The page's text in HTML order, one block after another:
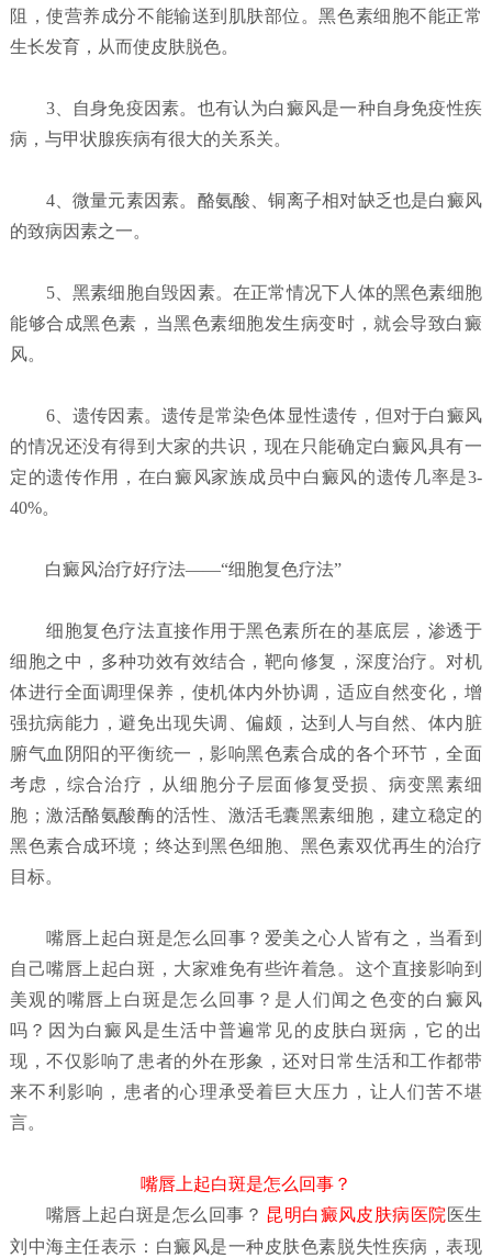
阻，使营养成分不能输送到肌肤部位。黑色素细胞不能正常
生长发育，从而使皮肤脱色。
3、自身免疫因素。也有认为白癜风是一种自身免疫性疾
病，与甲状腺疾病有很大的关系关。
4、微量元素因素。酪氨酸、铜离子相对缺乏也是白癜风
的致病因素之一。
5、黑素细胞自毁因素。在正常情况下人体的黑色素细胞
能够合成黑色素，当黑色素细胞发生病变时，就会导致白癜
风。
6、遗传因素。遗传是常染色体显性遗传，但对于白癜风
的情况还没有得到大家的共识，现在只能确定白癜风具有一
定的遗传作用，在白癜风家族成员中白癜风的遗传几率是3-
40%。
白癜风治疗好疗法——“细胞复色疗法”
细胞复色疗法直接作用于黑色素所在的基底层，渗透于
细胞之中，多种功效有效结合，靶向修复，深度治疗。对机
体进行全面调理保养，使机体内外协调，适应自然变化，增
强抗病能力，避免出现失调、偏颇，达到人与自然、体内脏
腑气血阴阳的平衡统一，影响黑色素合成的各个环节，全面
考虑，综合治疗，从细胞分子层面修复受损、病变黑素细
胞；激活酪氨酸酶的活性、激活毛囊黑素细胞，建立稳定的
黑色素合成环境；终达到黑色细胞、黑色素双优再生的治疗
目标。
嘴唇上起白斑是怎么回事？ 爱美之心人皆有之，当看到
自己嘴唇上起白斑，大家难免有些许着急。这个直接影响到
美观的嘴唇上白斑是怎么回事？是人们闻之色变的白癜风
吗？因为白癜风是生活中普遍常见的皮肤白斑病，它的出
现，不仅影响了患者的外在形象，还对日常生活和工作都带
来不利影响，患者的心理承受着巨大压力，让人们苦不堪
言。
嘴唇上起白斑是怎么回事？
嘴唇上起白斑是怎么回事？ 昆明白癜风皮肤病医院 医生
刘中海主任表示：白癜风是一种皮肤色素脱失性疾病，表现